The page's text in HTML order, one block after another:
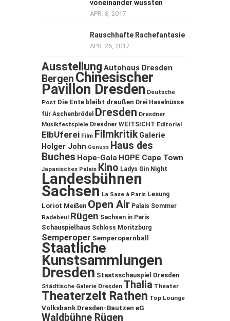
voneinander wussten
APR. 8, 2017
Rauschhafte Rachefantasie
APR. 26, 2017
Ausstellung Autohaus Dresden
Bergen Chinesischer
Pavillon Dresden Deutsche
Post Die Ente bleibt draußen Drei Haselnüsse
für Aschenbrödel
Dresden Dresdner
Musikfestspiele Dresdner WEITSICHT Editorial
ElbUferei Film Filmkritik Galerie
Holger John Genuss Haus des
Buches Hope-Gala HOPE Cape Town
Japanisches Palais Kino Ladys Gin Night
Landesbühnen
Sachsen La Saxe à Paris Lesung
Loriot Meißen Open Air Palais Sommer
Radebeul Rügen Sachsen in Paris
Schauspielhaus Schloss Moritzburg
Semperoper Semperopernball
Staatliche
Kunstsammlungen
Dresden Staatsschauspiel Dresden
Städtische Galerie Dresden Thalia Theater
Theaterzelt Rathen Top Lounge
Volksbank Dresden-Bautzen eG
Waldbühne Rügen